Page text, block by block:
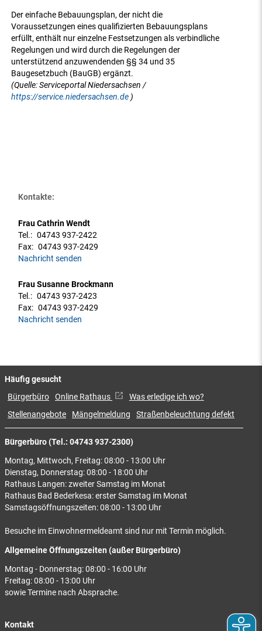
Der einfache Bebauungsplan, der nicht die
Voraussetzungen eines qualifizierten Bebauungsplans
erfüllt, enthält nur einzelne Festsetzungen als verbindliche
Regelungen und wird durch die Regelungen der
unterstützend anzuwendenden §§ 34 und 35
Baugesetzbuch (BauGB) ergänzt.
(Quelle: Serviceportal Niedersachsen /
https://service.niedersachsen.de )
Kontakte:
Frau Cathrin Wendt
Tel.: 04743 937-2422
Fax: 04743 937-2429
Nachricht senden
Frau Susanne Brockmann
Tel.: 04743 937-2423
Fax: 04743 937-2429
Nachricht senden
Bürgerbüro (Tel.: 04743 937-2300)
Montag, Mittwoch, Freitag: 08:00 - 13:00 Uhr
Dienstag, Donnerstag: 08:00 - 18:00 Uhr
Rathaus Langen: zweiter Samstag im Monat
Rathaus Bad Bederkesa: erster Samstag im Monat
Samstagsöffnungszeiten: 08:00 - 13:00 Uhr
Besuche im Einwohnermeldeamt sind nur mit Termin möglich.
Allgemeine Öffnungszeiten (außer Bürgerbüro)
Montag - Donnerstag: 08:00 - 16:00 Uhr
Freitag: 08:00 - 13:00 Uhr
sowie Termine nach Absprache.
Kontakt
Häufig gesucht
Bürgerbüro Online Rathaus
Was erledige ich wo?
Stellenangebote
Mängelmeldung Straßenbeleuchtung defekt